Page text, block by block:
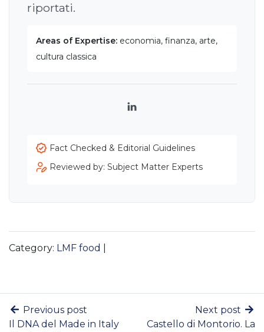
riportati.
Areas of Expertise: economia, finanza, arte,
cultura classica
LinkedIn
Fact Checked & Editorial Guidelines
Reviewed by: Subject Matter Experts
Category: LMF food
Previous post
Il DNA del Made in Italy
Next post
Castello di Montorio. La